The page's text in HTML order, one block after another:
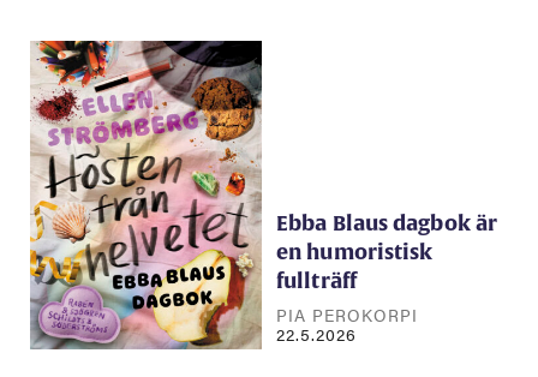
Ebba Blaus dagbok är
en humoristisk
fullträff
PIA PEROKORPI
22.5.2026